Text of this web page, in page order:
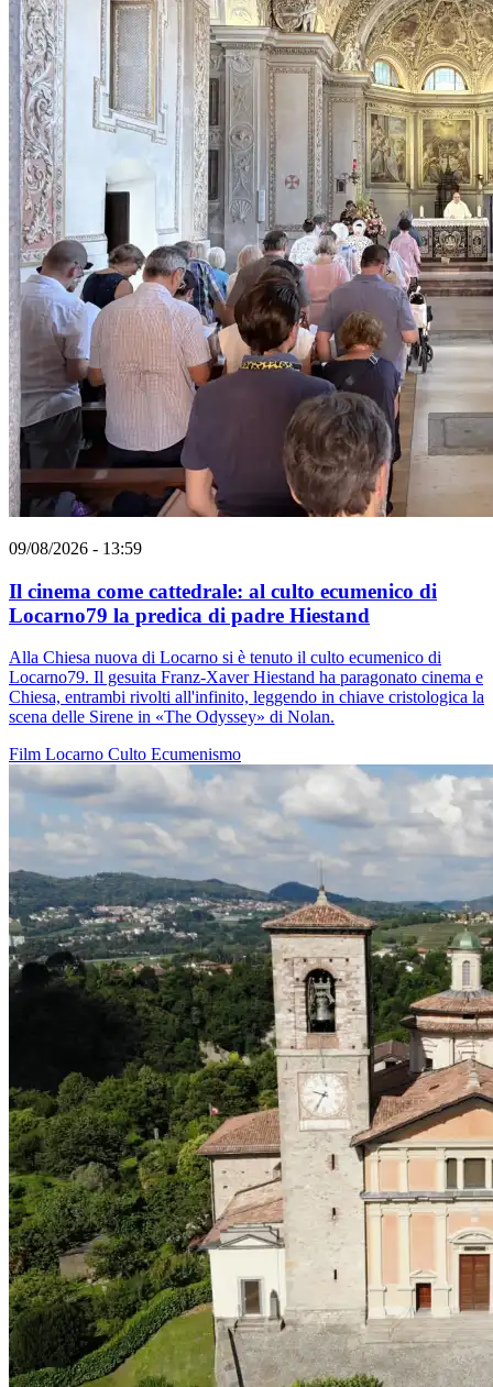
09/08/2026 - 13:59
Il cinema come cattedrale: al culto ecumenico di
Locarno79 la predica di padre Hiestand
Alla Chiesa nuova di Locarno si è tenuto il culto ecumenico di
Locarno79. Il gesuita Franz-Xaver Hiestand ha paragonato cinema e
Chiesa, entrambi rivolti all'infinito, leggendo in chiave cristologica la
scena delle Sirene in «The Odyssey» di Nolan.
Film Locarno Culto Ecumenismo